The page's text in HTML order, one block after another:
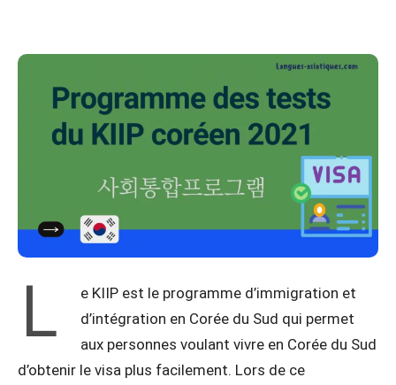
L
e KIIP est le programme d’immigration et
d’intégration en Corée du Sud qui permet
aux personnes voulant vivre en Corée du Sud
d’obtenir le visa plus facilement. Lors de ce